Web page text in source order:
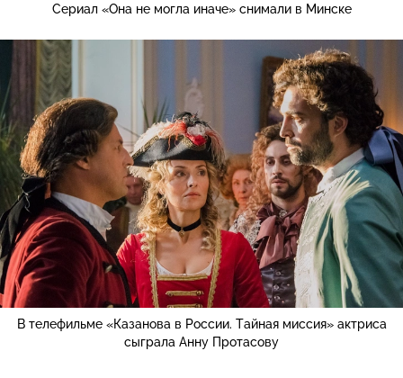
Сериал «Она не могла иначе» снимали в Минске
В телефильме «Казанова в России. Тайная миссия» актриса
сыграла Анну Протасову